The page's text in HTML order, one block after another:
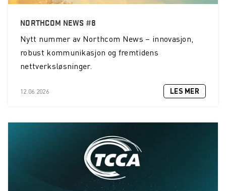
NORTHCOM NEWS #8
Nytt nummer av Northcom News – innovasjon,
robust kommunikasjon og fremtidens
nettverksløsninger.
12.06.2026 LES MER